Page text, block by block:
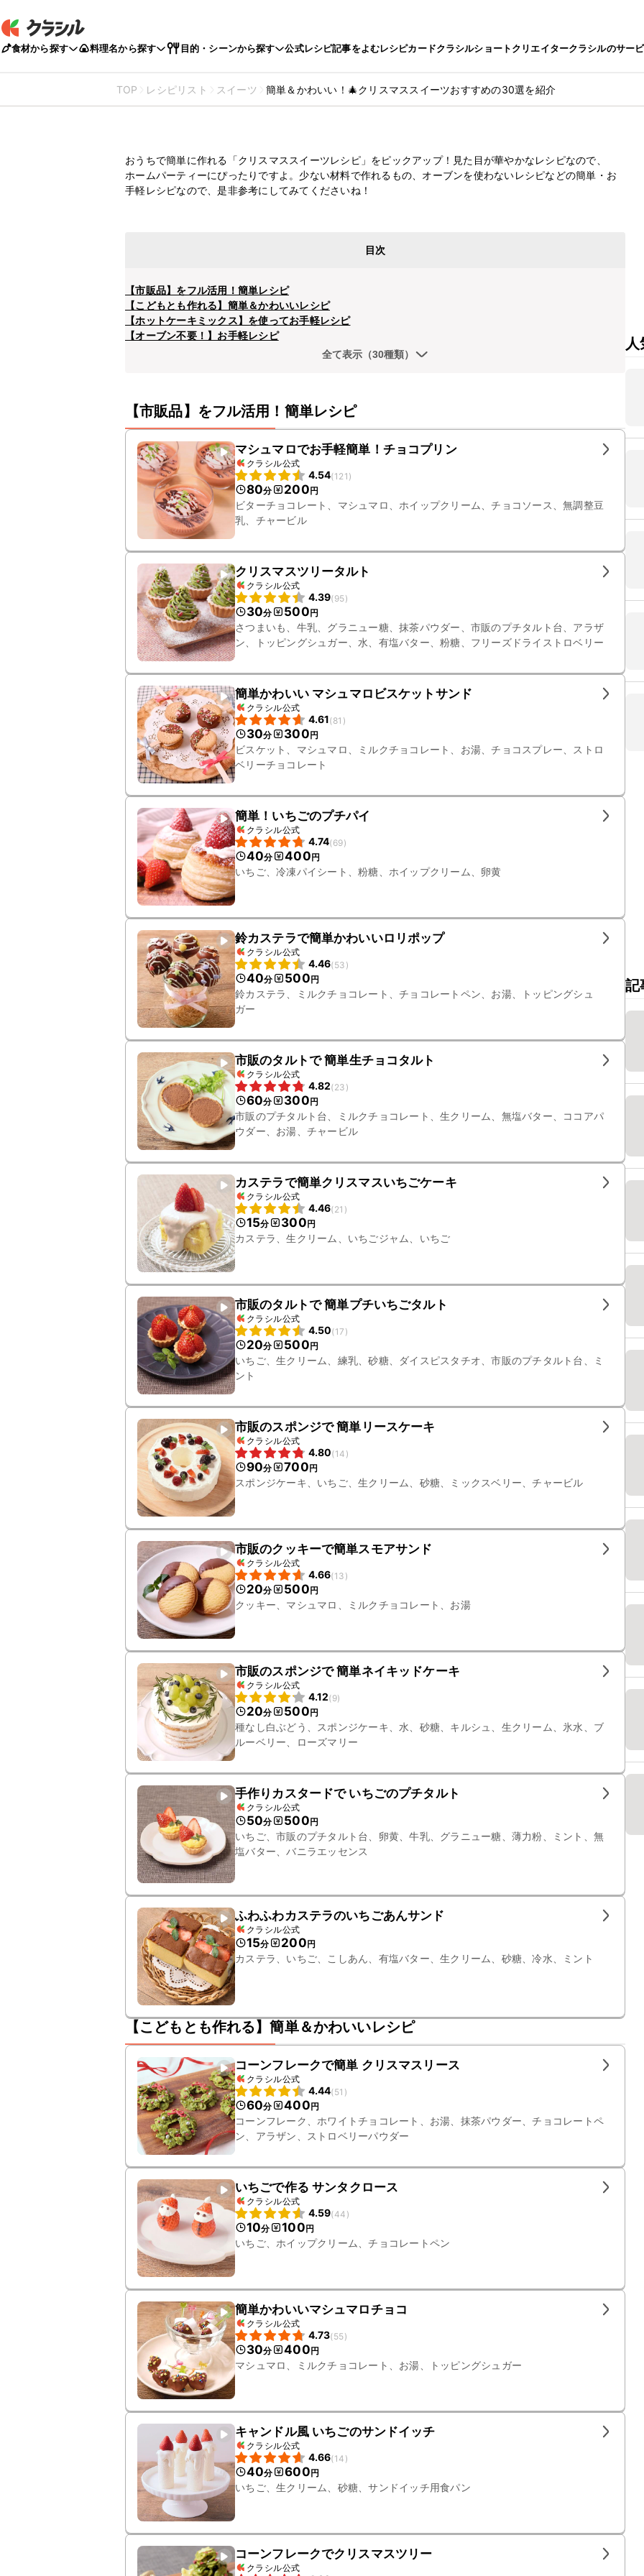
食材から探す 料理名から探す 目的・シーンから探す 公式レシピ記事をよむレシピカードクラシルショートクリエイタークラシルのサー
TOP レシピリスト スイーツ 簡単＆かわいい！🎄クリスマススイーツおすすめの30選を紹介
紹介
おうちで簡単に作れる「クリスマススイーツレシピ」をピックアップ！見た目が華やかなレシピなので、
ホームパーティーにぴったりですよ。少ない材料で作れるもの、オーブンを使わないレシピなどの簡単・お
手軽レシピなので、是非参考にしてみてくださいね！
目次
【市販品】をフル活用！簡単レシピ
【こどもとも作れる】簡単＆かわいいレシピ
【ホットケーキミックス】を使ってお手軽レシピ
【オーブン不要！】お手軽レシピ
全て表示（30種類）
【市販品】をフル活用！簡単レシピ
マシュマロでお手軽簡単！チョコプリン
クラシル公式
4.54(121 )
80分 200円
ビターチョコレート、マシュマロ、ホイップクリーム、チョコソース、無調整豆
乳、チャービル
クリスマスツリータルト
クラシル公式
4.39(95)
30分 500円
さつまいも、牛乳、グラニュー糖、抹茶パウダー、市販のプチタルト台、アラザ
ン、トッピングシュガー、水、有塩バター、粉糖、フリーズドライストロベリー
簡単かわいい マシュマロビスケットサンド
クラシル公式
4.61(81 )
30分 300円
ビスケット、マシュマロ、ミルクチョコレート、お湯、チョコスプレー、ストロ
ベリーチョコレート
簡単！いちごのプチパイ
クラシル公式
4.74(69)
40分 400円
いちご、冷凍パイシート、粉糖、ホイップクリーム、卵黄
鈴カステラで簡単かわいいロリポップ
クラシル公式
4.46(53 )
40分 500円
鈴カステラ、ミルクチョコレート、チョコレートペン、お湯、トッピングシュ
ガー
市販のタルトで 簡単生チョコタルト
クラシル公式
4.82(23 )
60分 300円
市販のプチタルト台、ミルクチョコレート、生クリーム、無塩バター、ココアパ
ウダー、お湯、チャービル
カステラで簡単クリスマスいちごケーキ
クラシル公式
4.46(21 )
15分 300円
カステラ、生クリーム、いちごジャム、いちご
市販のタルトで 簡単プチいちごタルト
クラシル公式
4.50(17 )
20分 500円
いちご、生クリーム、練乳、砂糖、ダイスピスタチオ、市販のプチタルト台、ミ
ント
市販のスポンジで 簡単リースケーキ
クラシル公式
4.80(14 )
90分 700円
スポンジケーキ、いちご、生クリーム、砂糖、ミックスベリー、チャービル
市販のクッキーで簡単スモアサンド
クラシル公式
4.66(13 )
20分 500円
クッキー、マシュマロ、ミルクチョコレート、お湯
市販のスポンジで 簡単ネイキッドケーキ
クラシル公式
4.12(9)
20分 500円
種なし白ぶどう、スポンジケーキ、水、砂糖、キルシュ、生クリーム、氷水、ブ
ルーベリー、ローズマリー
手作りカスタードで いちごのプチタルト
クラシル公式
50分 500円
いちご、市販のプチタルト台、卵黄、牛乳、グラニュー糖、薄力粉、ミント、無
塩バター、バニラエッセンス
ふわふわカステラのいちごあんサンド
クラシル公式
15分 200円
カステラ、いちご、こしあん、有塩バター、生クリーム、砂糖、冷水、ミント
【こどもとも作れる】簡単＆かわいいレシピ
コーンフレークで簡単 クリスマスリース
クラシル公式
4.44(51 )
60分 400円
コーンフレーク、ホワイトチョコレート、お湯、抹茶パウダー、チョコレートペ
ン、アラザン、ストロベリーパウダー
いちごで作る サンタクロース
クラシル公式
4.59(44 )
10分 100円
いちご、ホイップクリーム、チョコレートペン
簡単かわいいマシュマロチョコ
クラシル公式
4.73(55)
30分 400円
マシュマロ、ミルクチョコレート、お湯、トッピングシュガー
キャンドル風 いちごのサンドイッチ
クラシル公式
4.66(14 )
40分 600円
いちご、生クリーム、砂糖、サンドイッチ用食パン
コーンフレークでクリスマスツリー
クラシル公式
記